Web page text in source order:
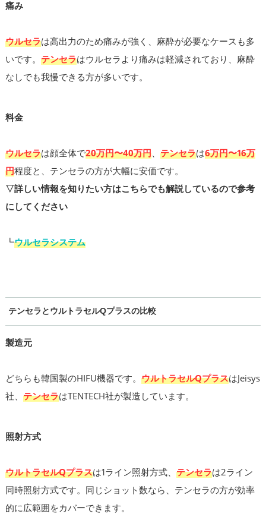
痛み
ウルセラは高出力のため痛みが強く、麻酔が必要なケースも多
いです。 テンセラはウルセラより痛みは軽減されており、麻酔
なしでも我慢できる方が多いです。
料金
ウルセラは顔全体で20万円〜40万円、 テンセラは6万円〜16万
円程度と、テンセラの方が大幅に安価です。
▽詳しい情報を知りたい方はこちらでも解説しているので参考
にしてください
┗ウルセラシステム
テンセラとウルトラセルQプラスの比較
製造元
どちらも韓国製のHIFU機器です。 ウルトラセルQプラスはJeisys
社、 テンセラはTENTECH社が製造しています。
照射方式
ウルトラセルQプラスは1ライン照射方式、 テンセラは2ライン
同時照射方式です。同じショット数なら、テンセラの方が効率
的に広範囲をカバーできます。